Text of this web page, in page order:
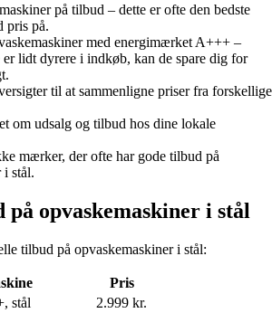
på tilbud – dette er ofte den bedste
pris på.
med energimærket A+++ –
er lidt dyrere i indkøb, kan de spare dig for
til at sammenligne priser fra forskellige
om udsalg og tilbud hos dine lokale
mærker, der ofte har gode tilbud på
i stål.
opvaskemaskiner i stål
tilbud på opvaskemaskiner i stål:
Pris
stål
2.999 kr.